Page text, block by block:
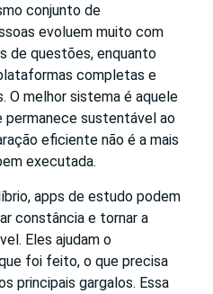
conjunto de
evoluem muito com
de questões, enquanto
completas e
O melhor sistema é aquele
permanece sustentável ao
eficiente não é a mais
executada.
apps de estudo podem
constância e tornar a
Eles ajudam o
foi feito, o que precisa
principais gargalos. Essa